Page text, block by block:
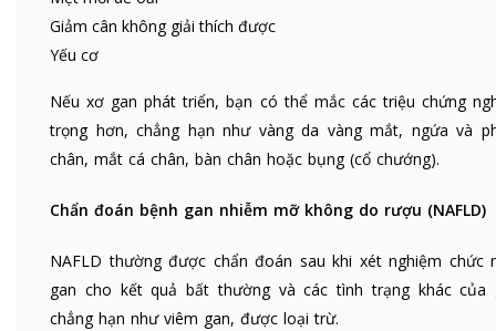
Giảm cân không giải thích được
Yếu cơ
Nếu xơ gan phát triển, bạn có thể mắc các triệu chứng
trọng hơn, chẳng hạn như vàng da vàng mắt, ngứa và
chân, mắt cá chân, bàn chân hoặc bụng (cổ chướng).
Chẩn đoán bệnh gan nhiễm mỡ không do rượu (NAFLD)
NAFLD thường được chẩn đoán sau khi xét nghiệm chức
gan cho kết quả bất thường và các tình trạng khác của
chẳng hạn như viêm gan, được loại trừ.